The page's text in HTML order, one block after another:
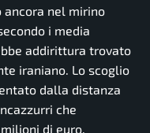
ancora nel mirino
i media
addirittura trovato
iraniano. Lo scoglio
dalla distanza
che
di euro.